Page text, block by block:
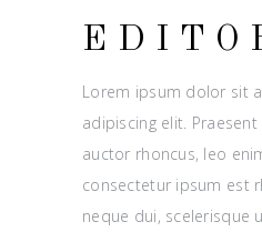
Lorem ipsum dolor sit
adipiscing elit.
auctor rhoncus, leo
consectetur ipsum est
neque dui, scelerisque